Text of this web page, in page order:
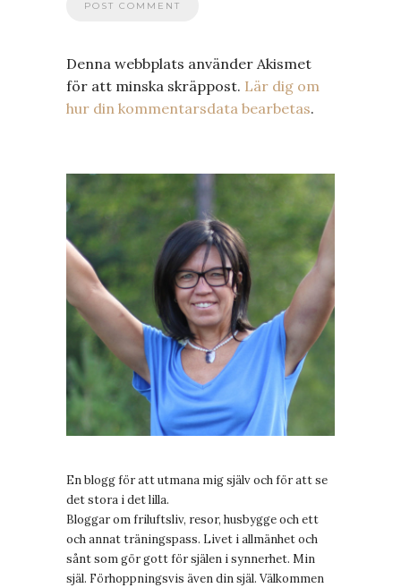
Denna webbplats använder Akismet
för att minska skräppost. Lär dig om
hur din kommentarsdata bearbetas.
En blogg för att utmana mig själv och för att se
det stora i det lilla.
Bloggar om friluftsliv, resor, husbygge och ett
och annat träningspass. Livet i allmänhet och
sånt som gör gott för själen i synnerhet. Min
själ. Förhoppningsvis även din själ. Välkommen